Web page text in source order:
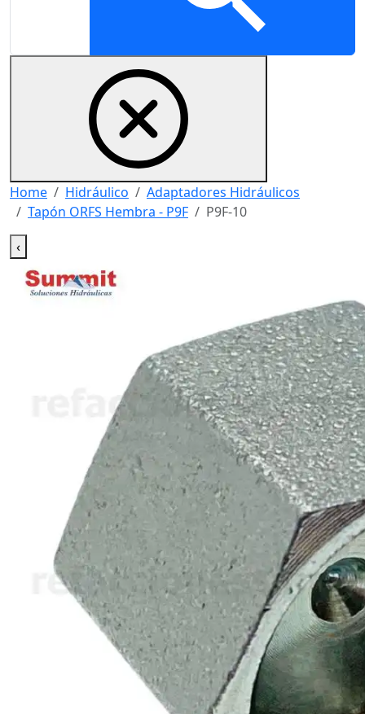
Home Hidráulico
Adaptadores Hidráulicos
Tapón ORFS Hembra - P9F
P9F-10
‹